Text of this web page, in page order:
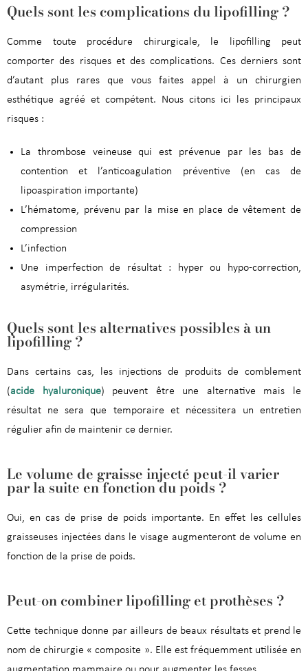
Quels sont les complications du lipofilling ?
Comme toute procédure chirurgicale, le lipofilling peut
comporter des risques et des complications. Ces derniers sont
d’autant plus rares que vous faites appel à un chirurgien
esthétique agréé et compétent. Nous citons ici les principaux
risques :
La thrombose veineuse qui est prévenue par les bas de
contention et l’anticoagulation préventive (en cas de
lipoaspiration importante)
L’hématome, prévenu par la mise en place de vêtement de
compression
L’infection
Une imperfection de résultat : hyper ou hypo-correction,
asymétrie, irrégularités.
Quels sont les alternatives possibles à un
lipofilling ?
Dans certains cas, les injections de produits de comblement
(acide hyaluronique) peuvent être une alternative mais le
résultat ne sera que temporaire et nécessitera un entretien
régulier afin de maintenir ce dernier.
Le volume de graisse injecté peut-il varier
par la suite en fonction du poids ?
Oui, en cas de prise de poids importante. En effet les cellules
graisseuses injectées dans le visage augmenteront de volume en
fonction de la prise de poids.
Peut-on combiner lipofilling et prothèses ?
Cette technique donne par ailleurs de beaux résultats et prend le
nom de chirurgie « composite ». Elle est fréquemment utilisée en